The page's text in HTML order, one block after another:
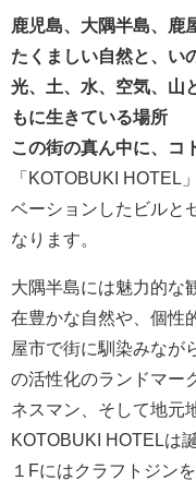
⿅児島、⼤隅半島、⿅
たくましい⾃然と、い
光、⼟、⽔、空気、⼭
もに⽣きている場所
この街の真ん中に、コ
「KOTOBUKI HOTEL
ベーションしたビルと
なります。
大隅半島には魅力的な
在豊かな自然や、個性
屋市で街に馴染みなが
の活性化のランドマー
ネスマン、そして地元
KOTOBUKI HOTELは
１Fにはクラフトジン